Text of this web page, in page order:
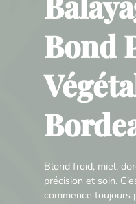
Bond
Blond froid, miel,
précision et soin.
commence toujours